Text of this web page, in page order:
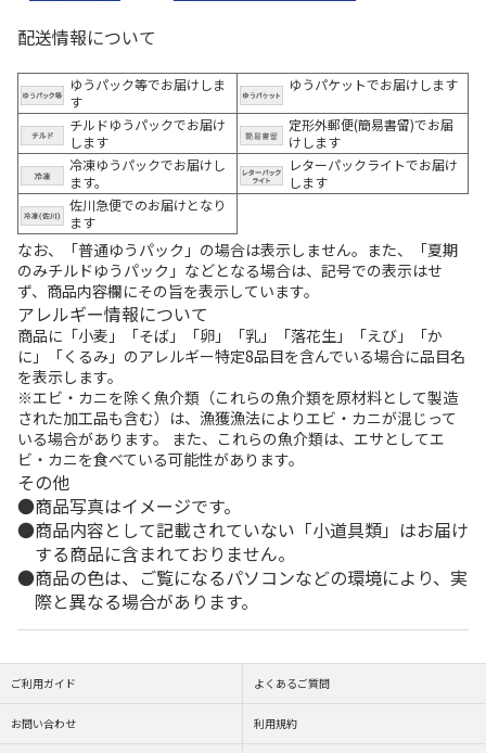
配送情報について
ゆうパック等でお届けしま
す
ゆうパケットでお届けします
チルドゆうパックでお届け
します
定形外郵便(簡易書留)でお届
けします
冷凍ゆうパックでお届けし
ます。
レターパックライトでお届け
します
佐川急便でのお届けとなり
ます
なお、「普通ゆうパック」の場合は表示しません。また、「夏期
のみチルドゆうパック」などとなる場合は、記号での表示はせ
ず、商品内容欄にその旨を表示しています。
アレルギー情報について
商品に「小麦」「そば」「卵」「乳」「落花生」「えび」「か
に」「くるみ」のアレルギー特定8品目を含んでいる場合に品目名
を表示します。
※エビ・カニを除く魚介類（これらの魚介類を原材料として製造
された加工品も含む）は、漁獲漁法によりエビ・カニが混じって
いる場合があります。 また、これらの魚介類は、エサとしてエ
ビ・カニを食べている可能性があります。
その他
商品写真はイメージです。
商品内容として記載されていない「小道具類」はお届け
する商品に含まれておりません。
商品の色は、ご覧になるパソコンなどの環境により、実
際と異なる場合があります。
ご利用ガイド よくあるご質問
お問い合わせ 利用規約